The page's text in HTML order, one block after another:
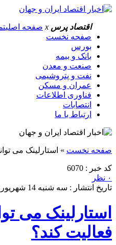
اقتصاد پرس x صفحه اصلی
صفحه نخست
بورس
بانک و بیمه
صنعت و معدن
نفت و پتروشیمی
عمران و مسکن
فناوری اطلاعات
انتصابات
ارتباط با ما
صفحه نخست » استارلینک می
کد خبر : 6070
۰ نظر
تاریخ انتشار : سه شنبه 14 شهریور 1402 - 10:34
استارلینک می
فعالیت کند؟